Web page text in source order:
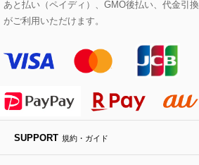
ポーチ
傘・日傘
レッグウェア
時計
その他のバッグ
その他のシューズ
その他のアートフラワー
あと払い（ペイディ）、GMO後払い、代金引換
がご利用いただけます。
SUPPORT 規約・ガイド